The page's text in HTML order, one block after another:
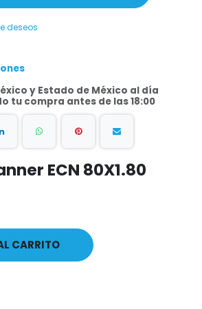
deseos
y Estado de México al día
tu compra antes de las 18:00
ECN 80X1.80
CARRITO